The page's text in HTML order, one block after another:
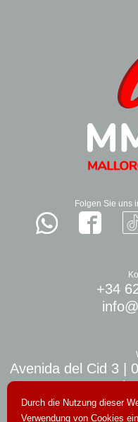
Folgen Sie uns
+34
Avenida del Cid 3 |
10
Durch die Nutzung dieser
Verwendung von Cookies